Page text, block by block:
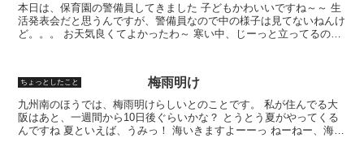
本日は、保育園の警備員してきました 子どもかわいいですね～～ 生
活発表会だと思うんですが、警備員なので中の様子は見てないねんけ
ど。。。 お天気良くてよかったわ～ 寒い中、じーっと立ってるのホ
ちょっとしたこと 梅雨明け
九州南のほうでは、梅雨明けらしいとのことです。 私が住んでる大
阪はあと、一週間から10日後ぐらいかな？ とうとう夏がやってくる
んですね 夏といえば、うみっ！ 海いきますよーーっ ねーねー、海い